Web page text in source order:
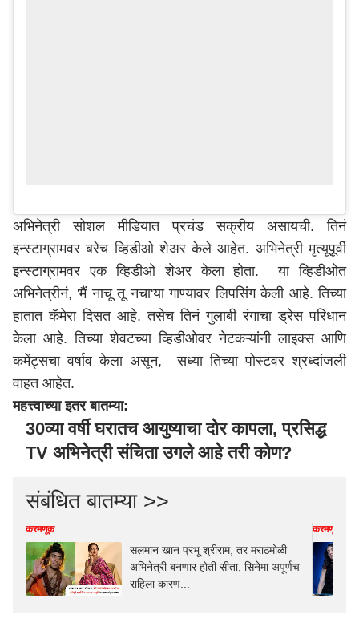
अभिनेत्री सोशल मीडियात प्रचंड सक्रीय असायची. तिनं
इन्स्टाग्रामवर बरेच व्हिडीओ शेअर केले आहेत. अभिनेत्री मृत्यूपूर्वी
इन्स्टाग्रामवर एक व्हिडीओ शेअर केला होता. या व्हिडीओत
अभिनेत्रीनं, 'मैं नाचू तू नचा'या गाण्यावर लिपसिंग केली आहे. तिच्या
हातात कॅमेरा दिसत आहे. तसेच तिनं गुलाबी रंगाचा ड्रेस परिधान
केला आहे. तिच्या शेवटच्या व्हिडीओवर नेटकऱ्यांनी लाइक्स आणि
कमेंट्सचा वर्षाव केला असून, सध्या तिच्या पोस्टवर श्रध्दांजली
वाहत आहेत.
महत्त्वाच्या इतर बातम्या:
30व्या वर्षी घरातच आयुष्याचा दोर कापला, प्रसिद्ध
TV अभिनेत्री संचिता उगले आहे तरी कोण?
संबंधित बातम्या >>
करमणूक
सलमान खान प्रभू श्रीराम, तर मराठमोळी
अभिनेत्री बनणार होती सीता, सिनेमा अपूर्णच
राहिला कारण...
करमणूक